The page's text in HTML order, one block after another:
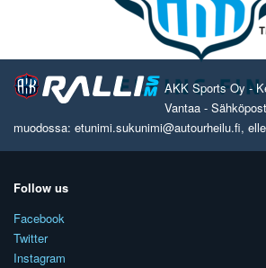
AKK Sports Oy -
Vantaa -
muodossa: etunimi.sukunimi@autourheilu.fi,
Follow us
Facebook
Twitter
Instagram